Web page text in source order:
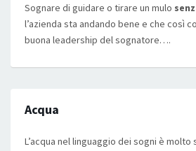
Sognare di guidare o tirare un mulo
l’azienda sta andando bene e che così
buona leadership del sognatore….
Acqua
L’acqua nel linguaggio dei sogni è molto